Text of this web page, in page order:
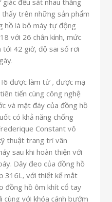
trên những sản phẩm
hồ là bộ máy tự động
với 26 chân kính, mức
42 giờ, độ sai số rơi
được làm từ , được mạ
tiến cùng công nghệ
và mặt đáy của đồng hồ
có khả năng chống
Constant vô
thuật trang trí vân
sau khi hoàn thiện với
Dây đeo của đồng hồ
316L, với thiết kế mắt
đồng hồ ôm khít cổ tay
cùng với khóa cánh bướm